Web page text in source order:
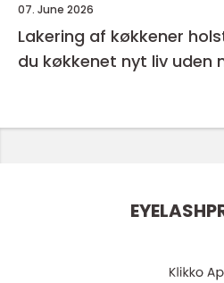
07. June 2026
Lakering af køkkener holstebro
du køkkenet nyt liv uden